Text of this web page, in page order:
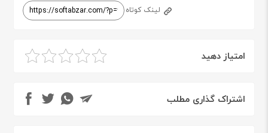
لینک کوتاه
امتیاز دهید
اشتراک گذاری مطلب